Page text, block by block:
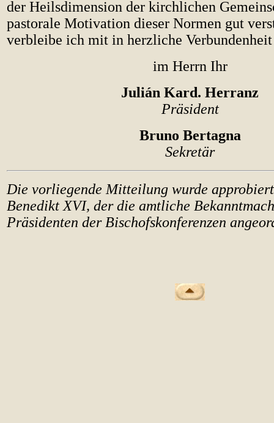
der Heilsdimension der kirchlichen
pastorale Motivation dieser Normen gut
verbleibe ich mit in herzliche Verbundenheit
im Herrn Ihr
Julián Kard. Herranz
Präsident
Bruno Bertagna
Sekretär
Die vorliegende Mitteilung wurde
Benedikt XVI, der die amtliche
Präsidenten der Bischofskonferenzen